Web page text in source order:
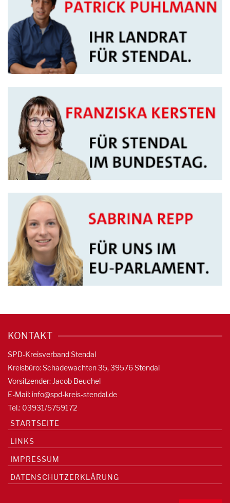
KONTAKT
SPD-Kreisverband Stendal
Kreisbüro: Schadewachten 35, 39576 Stendal
Vorsitzender: Jacob Beuchel
E-Mail: info@spd-kreis-stendal.de
Tel.: 03931/5759172
STARTSEITE
LINKS
IMPRESSUM
DATENSCHUTZERKLÄRUNG